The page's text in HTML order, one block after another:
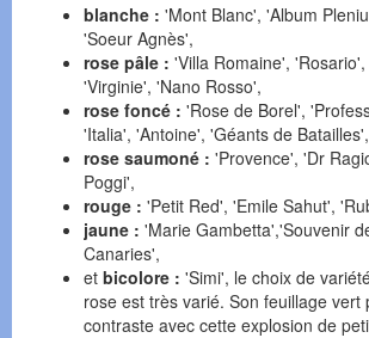
blanche : 'Mont Blanc', 'Album
'Soeur Agnès',
rose pâle : 'Villa Romaine',
'Virginie', 'Nano Rosso',
rose foncé : 'Rose de Borel',
'Italia', 'Antoine', 'Géants de
rose saumoné : 'Provence', 'Dr
Poggi',
rouge : 'Petit Red', 'Emile Sahut',
jaune : 'Marie Gambetta','Souvenir
Canaries',
et bicolore : 'Simi', le choix de
rose est très varié. Son feuillage vert
contraste avec cette explosion de